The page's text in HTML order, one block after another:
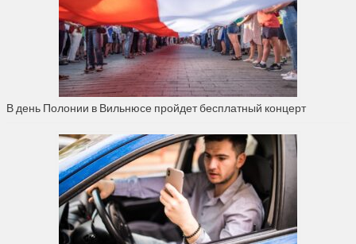
В день Полонии в Вильнюсе пройдет бесплатный концерт